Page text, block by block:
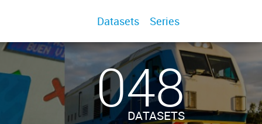
Datasets Series
048
DATASETS